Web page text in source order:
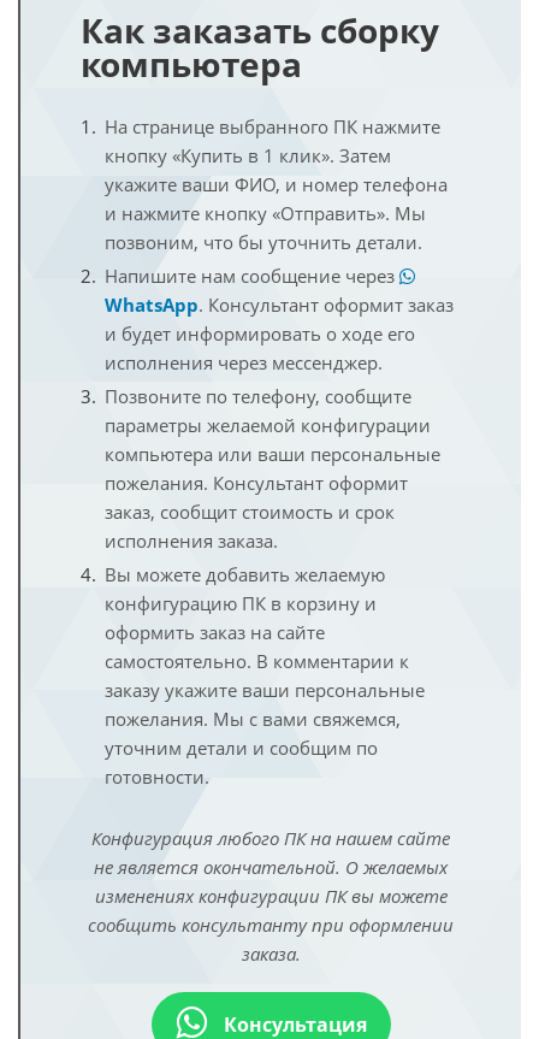
Как заказать сборку
компьютера
На странице выбранного ПК нажмите
кнопку «Купить в 1 клик». Затем
укажите ваши ФИО, и номер телефона
и нажмите кнопку «Отправить». Мы
позвоним, что бы уточнить детали.
Напишите нам сообщение через
WhatsApp. Консультант оформит заказ
и будет информировать о ходе его
исполнения через мессенджер.
Позвоните по телефону, сообщите
параметры желаемой конфигурации
компьютера или ваши персональные
пожелания. Консультант оформит
заказ, сообщит стоимость и срок
исполнения заказа.
Вы можете добавить желаемую
конфигурацию ПК в корзину и
оформить заказ на сайте
самостоятельно. В комментарии к
заказу укажите ваши персональные
пожелания. Мы с вами свяжемся,
уточним детали и сообщим по
готовности.
Конфигурация любого ПК на нашем сайте
не является окончательной. О желаемых
изменениях конфигурации ПК вы можете
сообщить консультанту при оформлении
заказа.
Консультация